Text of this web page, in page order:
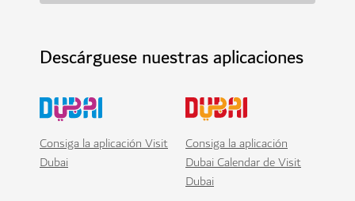
Descárguese nuestras aplicaciones
Consiga la aplicación Visit
Dubai
Consiga la aplicación
Dubai Calendar de Visit
Dubai